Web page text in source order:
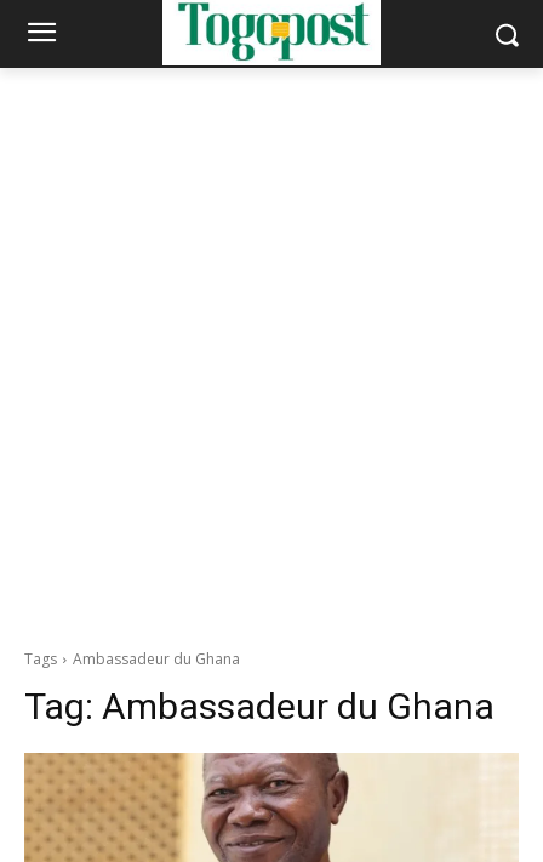
Tags Ambassadeur du Ghana
Tag: Ambassadeur du Ghana